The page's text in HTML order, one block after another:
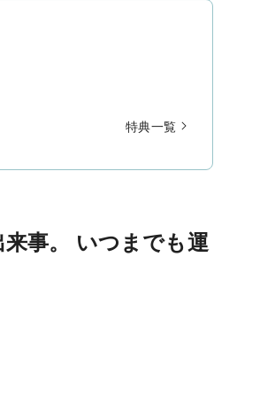
特典一覧
事。 いつまでも運